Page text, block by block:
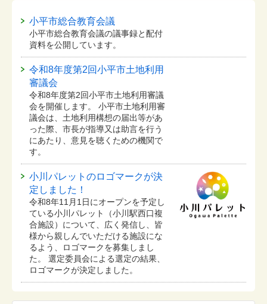
小平市総合教育会議
小平市総合教育会議の議事録と配付
資料を公開しています。
令和8年度第2回小平市土地利用
審議会
令和8年度第2回小平市土地利用審議
会を開催します。 小平市土地利用審
議会は、土地利用構想の届出等があ
った際、市長が指導又は助言を行う
にあたり、意見を聴くための機関で
す。
小川パレットのロゴマークが決
定しました！
令和8年11月1日にオープンを予定し
ている⼩川パレット（小川駅西口複
合施設）について、広く発信し、皆
様から親しんでいただける施設にな
るよう、ロゴマークを募集しまし
た。 選定委員会による選定の結果、
ロゴマークが決定しました。